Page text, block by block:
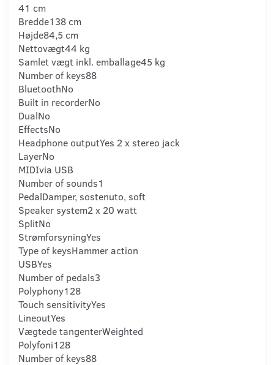
41 cm
Bredde138 cm
Højde84,5 cm
Nettovægt44 kg
Samlet vægt inkl. emballage45 kg
Number of keys88
BluetoothNo
Built in recorderNo
DualNo
EffectsNo
Headphone outputYes 2 x stereo jack
LayerNo
MIDIvia USB
Number of sounds1
PedalDamper, sostenuto, soft
Speaker system2 x 20 watt
SplitNo
StrømforsyningYes
Type of keysHammer action
USBYes
Number of pedals3
Polyphony128
Touch sensitivityYes
LineoutYes
Vægtede tangenterWeighted
Polyfoni128
Number of keys88